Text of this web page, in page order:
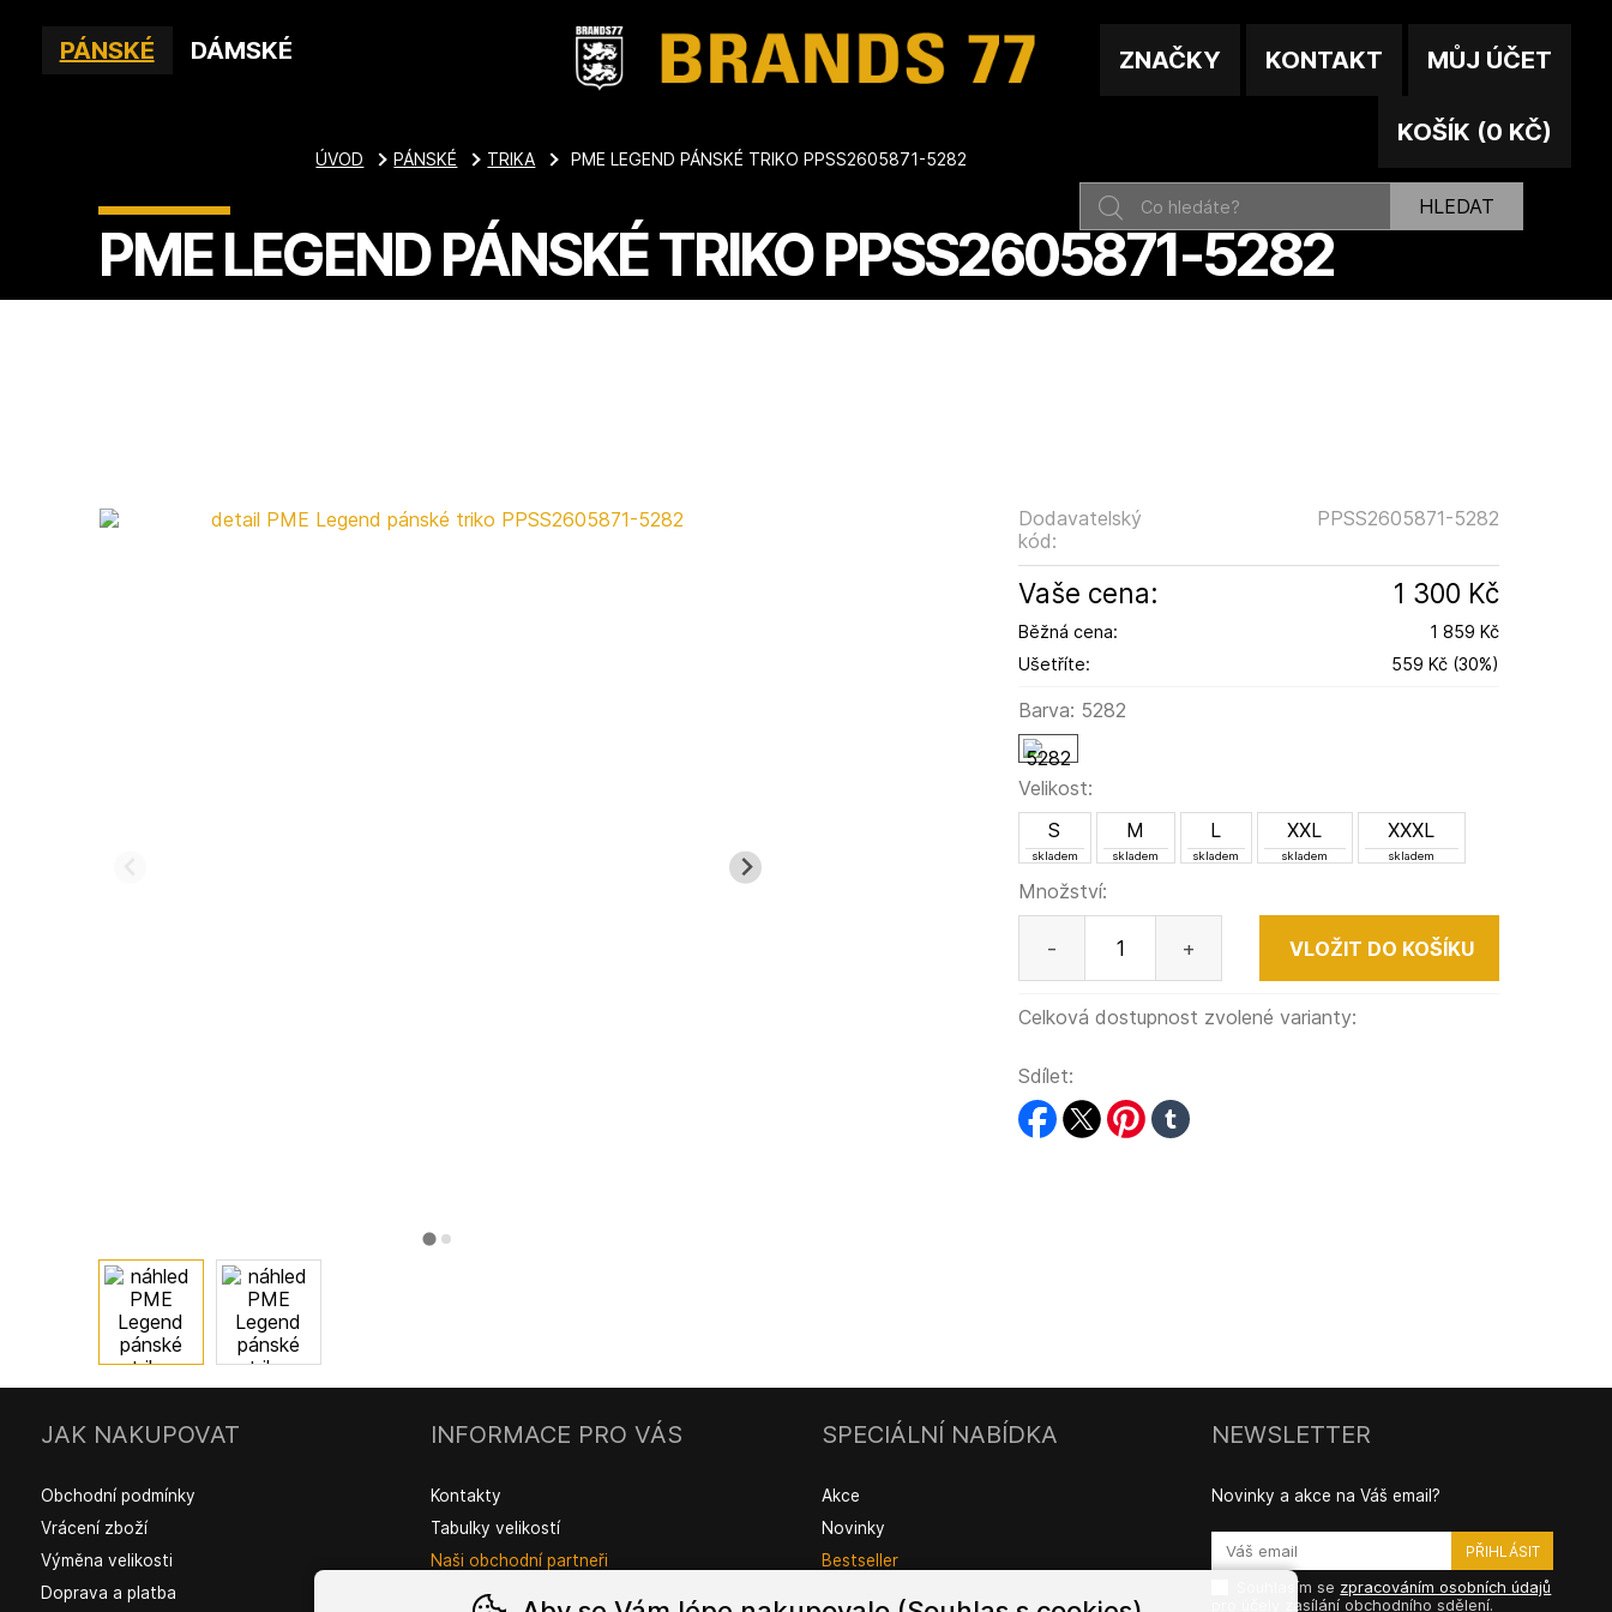
PME LEGEND PÁNSKÉ TRIKO PPSS2605871-5282
Dodavatelský
kód:
PPSS2605871-5282
Vaše cena: 1 300 Kč
Běžná cena:
1 859 Kč
Ušetříte:
559 Kč (30%)
Barva: 5282
Velikost:
S
skladem
M
skladem
L
skladem
XXL
skladem
XXXL
skladem
Množství:
- +
Celková dostupnost zvolené varianty:
Sdílet:
facebook
twitterpinterest
tumblr
HLEDAT
ZNAČKY KONTAKT MŮJ ÚČET
KOŠÍK (0 KČ)
ÚVOD PÁNSKÉ TRIKA PME LEGEND PÁNSKÉ TRIKO PPSS2605871-5282
PÁNSKÉ DÁMSKÉ
JAK NAKUPOVAT
Obchodní podmínky
Vrácení zboží
Výměna velikosti
Doprava a platba
INFORMACE PRO VÁS
Kontakty
Tabulky velikostí
Naši obchodní partneři
SPECIÁLNÍ NABÍDKA
Akce
Novinky
Bestseller
NEWSLETTER
Novinky a akce na Váš email?
Souhlasím se zpracováním osobních údajů
pro účely zasílání obchodního sdělení.